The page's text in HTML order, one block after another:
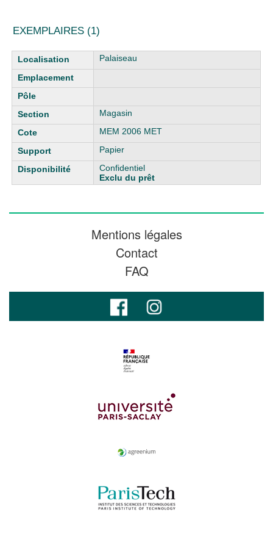
EXEMPLAIRES (1)
Liste des exemplaires Palaiseau
Magasin
MEM 2006 MET
Papier
Confidentiel
Exclu du prêt
Mentions légales
Contact
FAQ